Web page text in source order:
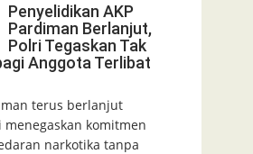
Penyelidikan AKP
Pardiman Berlanjut,
Polri Tegaskan Tak
Anggota Terlibat
terus berlanjut
komitmen
narkotika tanpa